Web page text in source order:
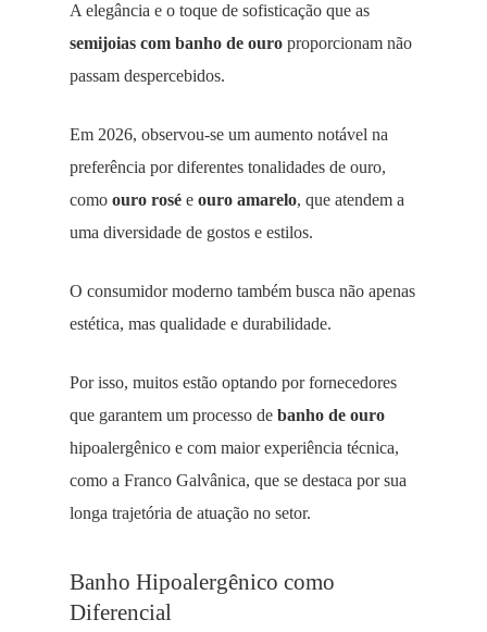
A elegância e o toque de sofisticação que as
semijoias com banho de ouro proporcionam não
passam despercebidos.
Em 2026, observou-se um aumento notável na
preferência por diferentes tonalidades de ouro,
como ouro rosé e ouro amarelo, que atendem a
uma diversidade de gostos e estilos.
O consumidor moderno também busca não apenas
estética, mas qualidade e durabilidade.
Por isso, muitos estão optando por fornecedores
que garantem um processo de banho de ouro
hipoalergênico e com maior experiência técnica,
como a Franco Galvânica, que se destaca por sua
longa trajetória de atuação no setor.
Banho Hipoalergênico como
Diferencial